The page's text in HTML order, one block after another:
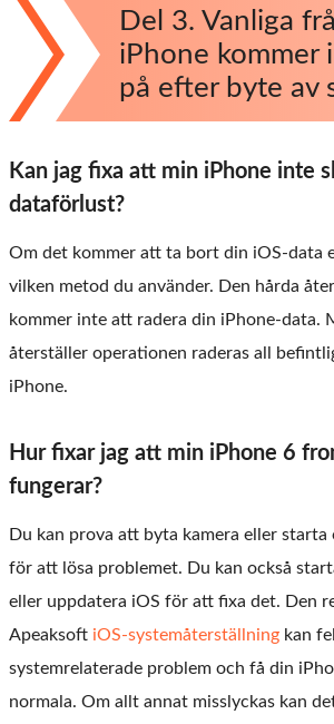
Del 3. Vanliga
iPhone kommer
på efter byte av
Kan jag fixa att min iPhone inte
dataförlust?
Om det kommer att ta bort din iOS-data
vilken metod du använder. Den hårda
kommer inte att radera din iPhone-data.
återställer operationen raderas all
iPhone.
Hur fixar jag att min iPhone 6
fungerar?
Du kan prova att byta kamera eller starta
för att lösa problemet. Du kan också
eller uppdatera iOS för att fixa det. Den
Apeaksoft iOS-systemåterställning kan
systemrelaterade problem och få din
normala. Om allt annat misslyckas kan